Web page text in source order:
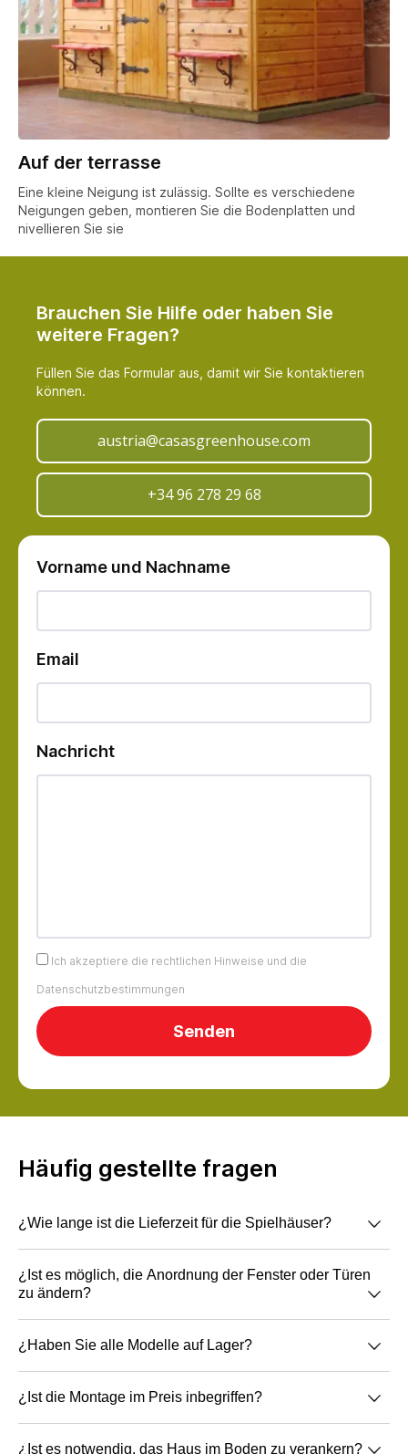
Auf der terrasse
Eine kleine Neigung ist zulässig. Sollte es verschiedene
Neigungen geben, montieren Sie die Bodenplatten und
nivellieren Sie sie
Brauchen Sie Hilfe oder haben Sie
weitere Fragen?
Füllen Sie das Formular aus, damit wir Sie kontaktieren
können.
austria@casasgreenhouse.com
+34 96 278 29 68
Vorname und Nachname
Email
Nachricht
Ich akzeptiere die rechtlichen Hinweise und die
Datenschutzbestimmungen
Häufig gestellte fragen
¿Wie lange ist die Lieferzeit für die Spielhäuser?
Die Lieferzeit beträgt 10 Arbeitstage ab
Auftragsbestätigung und Bezahlung.
Wir streichen im Tauchverfahren, d. h. die Farbe
der Außen- und Innenseite ist dieselbe, dadurch
sind alle Teile vollständig geschützt.
¿Ist es möglich, die Anordnung der Fenster oder Türen
zu ändern?
Es ist möglich, die Anordnung von Türen und
Fenster zu ändern, da das Montagesystem
modular ist.
¿Haben Sie alle Modelle auf Lager?
Wir haben alle verfügbaren Modelle auf Lager.
¿Ist die Montage im Preis inbegriffen?
Der Zusammenbau ist nicht im Preis inbegriffen. Er
¿Ist es notwendig, das Haus im Boden zu verankern?